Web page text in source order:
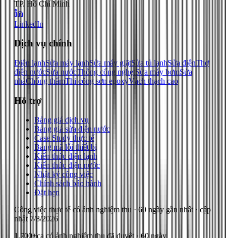
TP. Hồ Chí Minh
LinkedIn
Dịch vụ chính
Điện lạnhSửa máy lạnhSửa máy giặtSửa tủ lạnhSửa điệnThợ
điện nướcSửa nướcThông cống nghẹtSửa máy bơmSửa
nhàChống thấmThi công sơn epoxyVách thạch cao
Hỗ trợ
Bảng giá dịch vụ
Bảng giá sửa điện nước
Case Study thực tế
Bảng mã lỗi thiết bị
Kiến thức điện lạnh
Kiến thức điện nước
Nhật ký công việc
Chính sách bảo hành
Đặt hẹn
Công việc thực tế có ảnh nghiệm thu · 60 ngày gần nhất· cập
nhật 7/8/2026
1.700+ca có ảnh nghiệm thu đã duyệt · 60 ngày